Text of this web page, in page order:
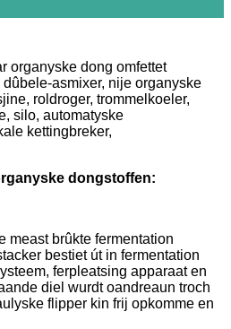
organyske dong omfettet
asmixer, nije organyske
roldroger, trommelkoeler,
silo, automatyske
kettingbreker,
dongstoffen:
meast brûkte fermentation
bestiet út in fermentation
ferpleatsing apparaat en
diel wurdt oandreaun troch
flipper kin frij opkomme en